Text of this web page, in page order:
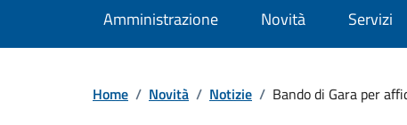
Amministrazione Novità Servizi
Home / Novità / Notizie / Bando di Gara per